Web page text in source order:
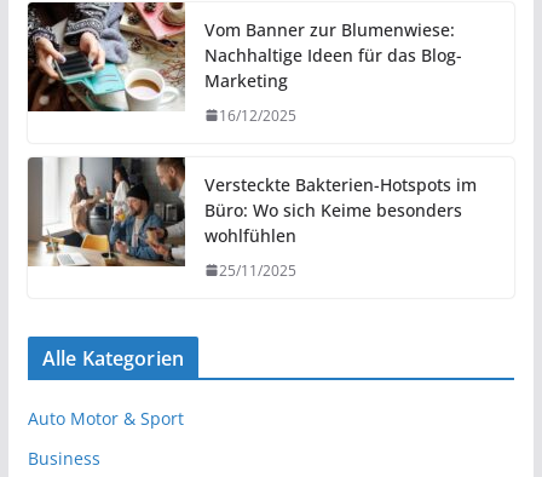
Vom Banner zur Blumenwiese:
Nachhaltige Ideen für das Blog-
Marketing
16/12/2025
Versteckte Bakterien-Hotspots im
Büro: Wo sich Keime besonders
wohlfühlen
25/11/2025
Alle Kategorien
Auto Motor & Sport
Business